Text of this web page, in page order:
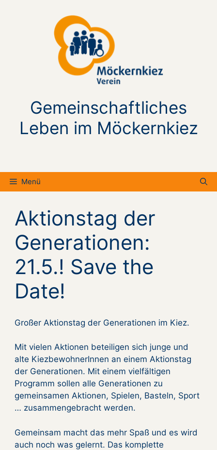
Gemeinschaftliches
Leben im Möckernkiez
Menü
Aktionstag der
Generationen:
21.5.! Save the
Date!
Großer Aktionstag der Generationen im Kiez.
Mit vielen Aktionen beteiligen sich junge und
alte KiezbewohnerInnen an einem Aktionstag
der Generationen. Mit einem vielfältigen
Programm sollen alle Generationen zu
gemeinsamen Aktionen, Spielen, Basteln, Sport
… zusammengebracht werden.
Gemeinsam macht das mehr Spaß und es wird
auch noch was gelernt. Das komplette